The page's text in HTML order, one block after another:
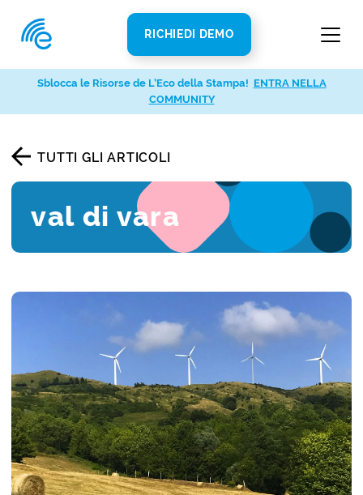
RICHIEDI DEMO
TUTTI GLI ARTICOLI
val di vara
Sblocca le Risorse de L’Eco della Stampa! ENTRA NELLA
COMMUNITY